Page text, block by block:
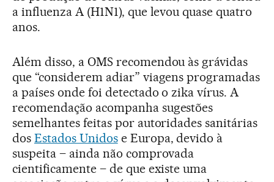
a influenza A (H1N1), que levou quase quatro
anos.
Além disso, a OMS recomendou às grávidas
que “considerem adiar” viagens programadas
a países onde foi detectado o zika vírus. A
recomendação acompanha sugestões
semelhantes feitas por autoridades sanitárias
dos Estados Unidose Europa, devido à
suspeita – ainda não comprovada
cientificamente – de que existe uma